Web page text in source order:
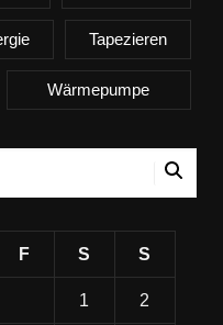
Tapezieren
Wärmepumpe
F S S
1 2